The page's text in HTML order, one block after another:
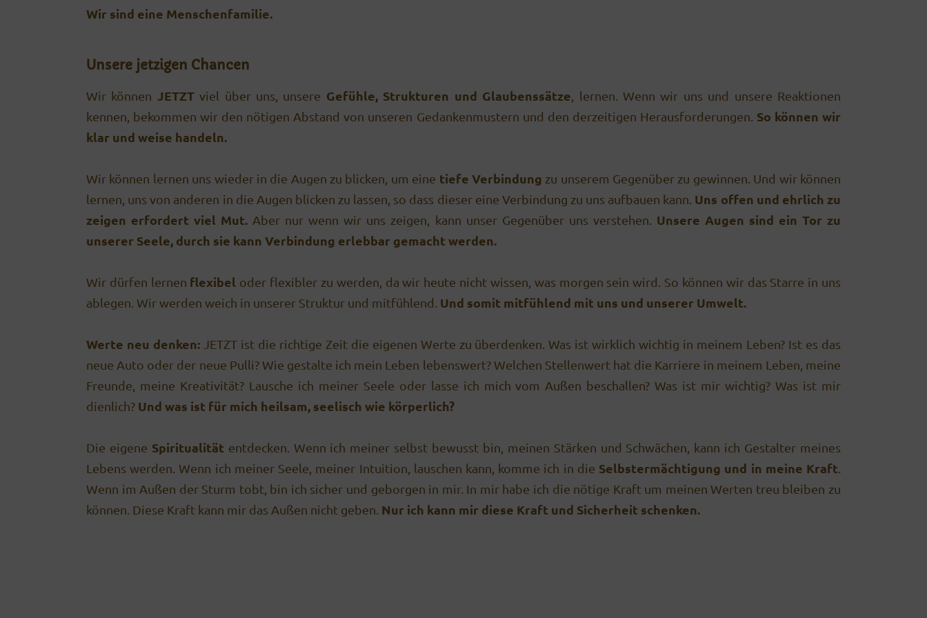
Wir sind eine Menschenfamilie.
Unsere jetzigen Chancen
Wir können JETZTviel über uns, unsere Gefühle, Strukturen und Glaubenssätze , lernen. Wenn wir uns und unsere Reaktionen
kennen, bekommen wir den nötigen Abstand von unseren Gedankenmustern und den derzeitigen Herausforderungen. So können wir
klar und weise handeln.
Wir können lernen uns wieder in die Augen zu blicken, um eine tiefe Verbindung zu unserem Gegenüber zu gewinnen. Und wir können
lernen, uns von anderen in die Augen blicken zu lassen, so dass dieser eine Verbindung zu uns aufbauen kann. Uns offen und ehrlich zu
zeigen erfordert viel Mut. Aber nur wenn wir uns zeigen, kann unser Gegenüber uns verstehen. Unsere Augen sind ein Tor zu
unserer Seele, durch sie kann Verbindung erlebbar gemacht werden.
Wir dürfen lernen flexibel oder flexibler zu werden, da wir heute nicht wissen, was morgen sein wird. So können wir das Starre in uns
ablegen. Wir werden weich in unserer Struktur und mitfühlend. Und somit mitfühlend mit uns und unserer Umwelt.
Werte neu denken:JETZT ist die richtige Zeit die eigenen Werte zu überdenken. Was ist wirklich wichtig in meinem Leben? Ist es das
neue Auto oder der neue Pulli? Wie gestalte ich mein Leben lebenswert? Welchen Stellenwert hat die Karriere in meinem Leben, meine
Freunde, meine Kreativität? Lausche ich meiner Seele oder lasse ich mich vom Außen beschallen? Was ist mir wichtig? Was ist mir
dienlich? Und was ist für mich heilsam, seelisch wie körperlich?
Die eigene Spiritualität entdecken. Wenn ich meiner selbst bewusst bin, meinen Stärken und Schwächen, kann ich Gestalter meines
Lebens werden. Wenn ich meiner Seele, meiner Intuition, lauschen kann, komme ich in die Selbstermächtigung und in meine Kraft
Wenn im Außen der Sturm tobt, bin ich sicher und geborgen in mir. In mir habe ich die nötige Kraft um meinen Werten treu bleiben zu
können. Diese Kraft kann mir das Außen nicht geben. Nur ich kann mir diese Kraft und Sicherheit schenken.